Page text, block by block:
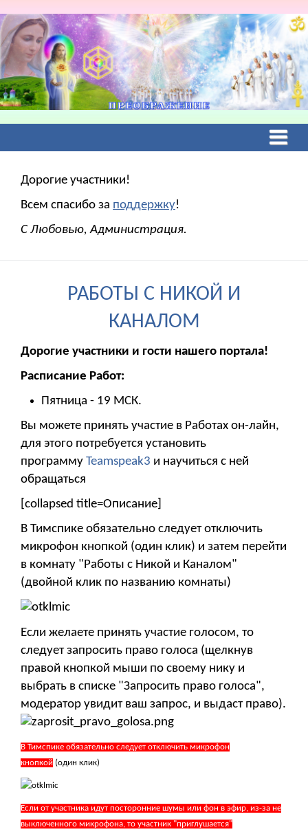
Дорогие участники!
Всем спасибо за поддержку!
С Любовью, Администрация.
РАБОТЫ С НИКОЙ И
КАНАЛОМ
Дорогие участники и гости нашего портала!
Расписание Работ:
Пятница - 19 МСК.
Вы можете принять участие в Работах он-лайн,
для этого потребуется установить
программу Teamspeak3 и научиться с ней
обращаться
[collapsed title=Описание]
В Тимспике обязательно следует отключить
микрофон кнопкой (один клик) и затем перейти
в комнату "Работы с Никой и Каналом"
(двойной клик по названию комнаты)
Если желаете принять участие голосом, то
следует запросить право голоса (щелкнув
правой кнопкой мыши по своему нику и
выбрать в списке "Запросить право голоса",
модератор увидит ваш запрос, и выдаст право).
В Тимспике обязательно следует отключить микрофон
кнопкой (один клик)
Если от участника идут посторонние шумы или фон в эфир, из-за не
выключенного микрофона, то участник "приглушается"